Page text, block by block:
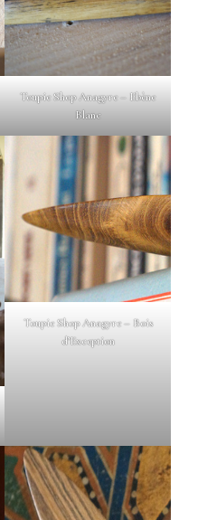
Toupie Shop Anagyre – Ebène
Blanc
Toupie Shop Anagyre – Bois
d’Exception